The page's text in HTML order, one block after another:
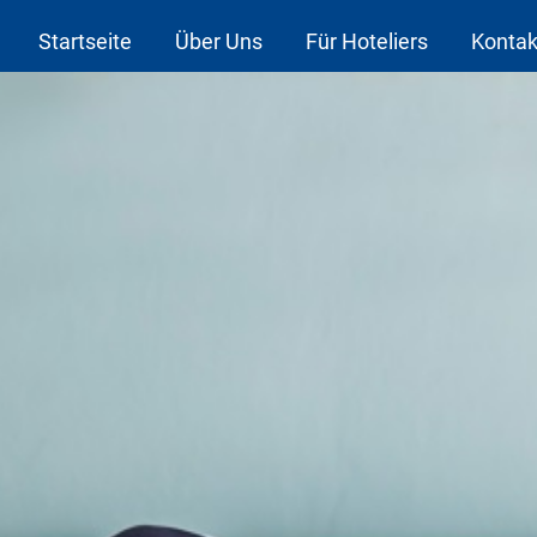
Startseite Über Uns Für Hoteliers